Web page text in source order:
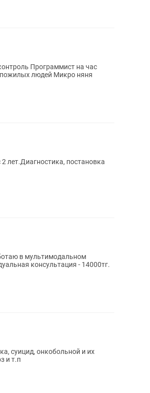
на час
людей Микро няня
лет.Диагностика, постановка
в мультимодальном
суицид, онкобольной и их
и т.п